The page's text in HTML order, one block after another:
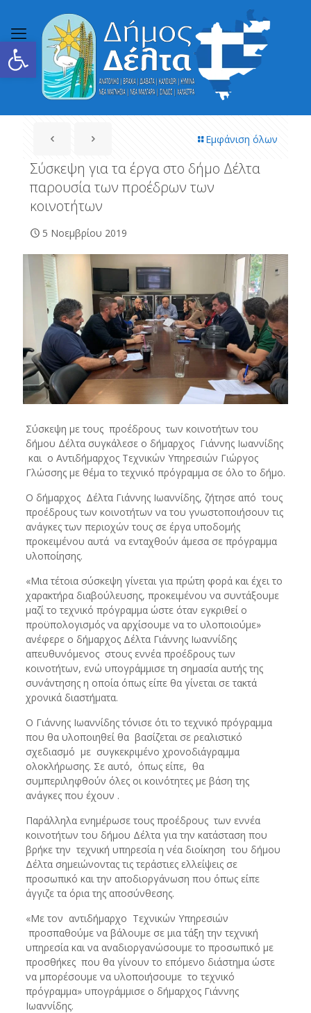
Ανοίξτε τη γραμμή εργαλείων
Εμφάνιση όλων
Σύσκεψη για τα έργα στο δήμο Δέλτα
παρουσία των προέδρων των
κοινοτήτων
5 Νοεμβρίου 2019
Σύσκεψη με τους προέδρους των κοινοτήτων του
δήμου Δέλτα συγκάλεσε ο δήμαρχος Γιάννης Ιωαννίδης
και ο Αντιδήμαρχος Τεχνικών Υπηρεσιών Γιώργος
Γλώσσης με θέμα το τεχνικό πρόγραμμα σε όλο το δήμο.
Ο δήμαρχος Δέλτα Γιάννης Ιωαννίδης, ζήτησε από τους
προέδρους των κοινοτήτων να του γνωστοποιήσουν τις
ανάγκες των περιοχών τους σε έργα υποδομής
προκειμένου αυτά να ενταχθούν άμεσα σε πρόγραμμα
υλοποίησης.
«Μια τέτοια σύσκεψη γίνεται για πρώτη φορά και έχει το
χαρακτήρα διαβούλευσης, προκειμένου να συντάξουμε
μαζί το τεχνικό πρόγραμμα ώστε όταν εγκριθεί ο
προϋπολογισμός να αρχίσουμε να το υλοποιούμε»
ανέφερε ο δήμαρχος Δέλτα Γιάννης Ιωαννίδης
απευθυνόμενος στους εννέα προέδρους των
κοινοτήτων, ενώ υπογράμμισε τη σημασία αυτής της
συνάντησης η οποία όπως είπε θα γίνεται σε τακτά
χρονικά διαστήματα.
Ο Γιάννης Ιωαννίδης τόνισε ότι το τεχνικό πρόγραμμα
που θα υλοποιηθεί θα βασίζεται σε ρεαλιστικό
σχεδιασμό με συγκεκριμένο χρονοδιάγραμμα
ολοκλήρωσης. Σε αυτό, όπως είπε, θα
συμπεριληφθούν όλες οι κοινότητες με βάση της
ανάγκες που έχουν .
Παράλληλα ενημέρωσε τους προέδρους των εννέα
κοινοτήτων του δήμου Δέλτα για την κατάσταση που
βρήκε την τεχνική υπηρεσία η νέα διοίκηση του δήμου
Δέλτα σημειώνοντας τις τεράστιες ελλείψεις σε
προσωπικό και την αποδιοργάνωση που όπως είπε
άγγιζε τα όρια της αποσύνθεσης.
«Με τον αντιδήμαρχο Τεχνικών Υπηρεσιών
προσπαθούμε να βάλουμε σε μια τάξη την τεχνική
υπηρεσία και να αναδιοργανώσουμε το προσωπικό με
προσθήκες που θα γίνουν το επόμενο διάστημα ώστε
να μπορέσουμε να υλοποιήσουμε το τεχνικό
πρόγραμμα» υπογράμμισε ο δήμαρχος Γιάννης
Ιωαννίδης.